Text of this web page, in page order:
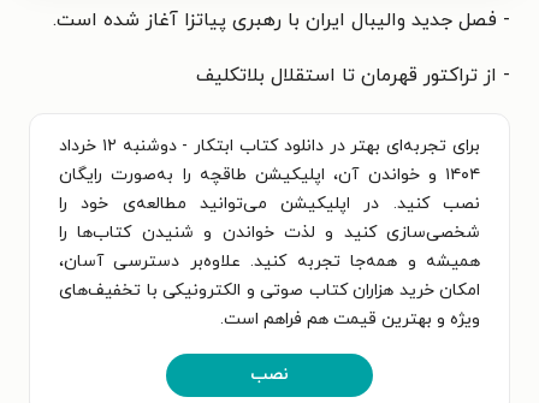
- فصل جدید والیبال ایران با رهبری پیاتزا آغاز شده است.
- از تراکتور قهرمان تا استقلال بلاتکلیف
برای تجربه‌ای بهتر در دانلود کتاب ابتکار - دوشنبه ۱۲ خرداد
۱۴۰۴ و خواندن آن، اپلیکیشن طاقچه را به‌صورت رایگان
نصب کنید. در اپلیکیشن می‌توانید مطالعه‌ی خود را
شخصی‌سازی کنید و لذت خواندن و شنیدن کتاب‌ها را
همیشه و همه‌جا تجربه کنید. علاوه‌بر دسترسی آسان،
امکان خرید هزاران کتاب صوتی و الکترونیکی با تخفیف‌های
ویژه و بهترین قیمت هم فراهم است.
نصب